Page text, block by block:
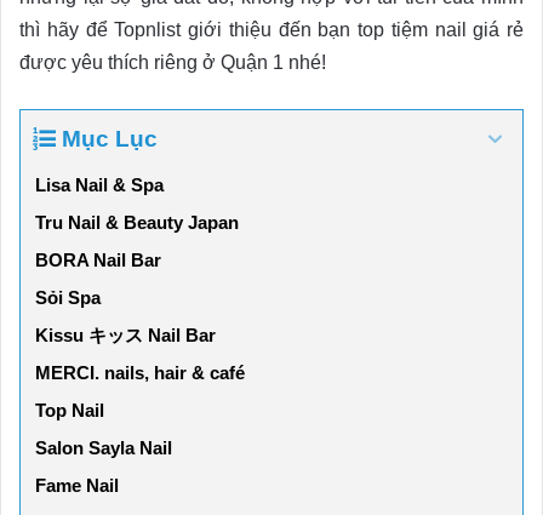
thì hãy để Topnlist giới thiệu đến bạn top tiệm nail giá rẻ
được yêu thích riêng ở Quận 1 nhé!
Mục Lục
Lisa Nail & Spa
Tru Nail & Beauty Japan
BORA Nail Bar
Sỏi Spa
Kissu キッス Nail Bar
MERCI. nails, hair & café
Top Nail
Salon Sayla Nail
Fame Nail